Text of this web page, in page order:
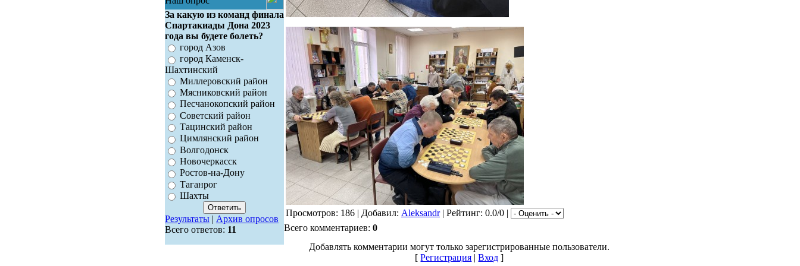
За какую из команд финала
Спартакиады Дона 2023
года вы будете болеть?
город Азов
город Каменск-
Шахтинский
Миллеровский район
Мясниковский район
Песчанокопский район
Советский район
Тацинский район
Цимлянский район
Волгодонск
Новочеркасск
Ростов-на-Дону
Таганрог
Шахты
Результаты| Архив опросов
Всего ответов: 11
Просмотров: 186 | Добавил: Aleksandr| Рейтинг: 0.0/0 |
Всего комментариев: 0
Добавлять комментарии могут только зарегистрированные пользователи.
[Регистрация |Вход ]